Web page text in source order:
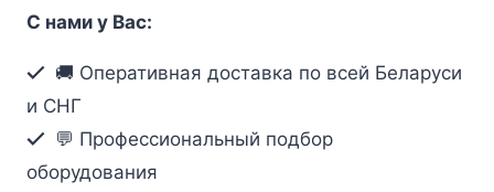
кабельная
волокна,
SC/UPC-
ODC/Socket
50/125мкм,
С нами у Вас:
🚚 Оперативная доставка по всей Беларуси
и СНГ
💬 Профессиональный подбор
оборудования